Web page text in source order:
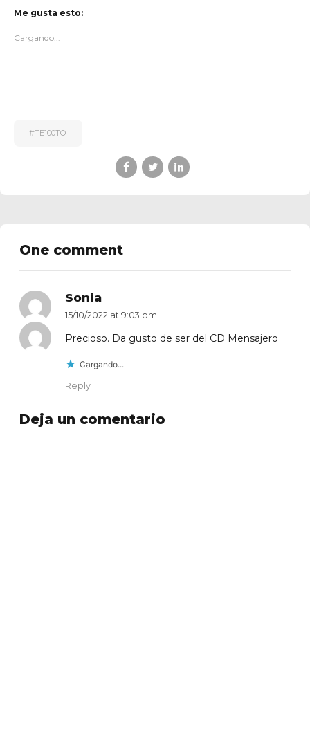
Me gusta esto:
Cargando...
#TE100TO
One comment
Sonia
15/10/2022 at 9:03 pm
Precioso. Da gusto de ser del CD Mensajero
Cargando...
Reply
Deja un comentario